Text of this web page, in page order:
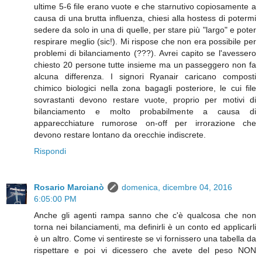
ultime 5-6 file erano vuote e che starnutivo copiosamente a
causa di una brutta influenza, chiesi alla hostess di potermi
sedere da solo in una di quelle, per stare più "largo" e poter
respirare meglio (sic!). Mi rispose che non era possibile per
problemi di bilanciamento (???). Avrei capito se l'avessero
chiesto 20 persone tutte insieme ma un passeggero non fa
alcuna differenza. I signori Ryanair caricano composti
chimico biologici nella zona bagagli posteriore, le cui file
sovrastanti devono restare vuote, proprio per motivi di
bilanciamento e molto probabilmente a causa di
apparecchiature rumorose on-off per irrorazione che
devono restare lontano da orecchie indiscrete.
Rispondi
Rosario Marcianò
domenica, dicembre 04, 2016
6:05:00 PM
Anche gli agenti rampa sanno che c'è qualcosa che non
torna nei bilanciamenti, ma definirli è un conto ed applicarli
è un altro. Come vi sentireste se vi fornissero una tabella da
rispettare e poi vi dicessero che avete del peso NON